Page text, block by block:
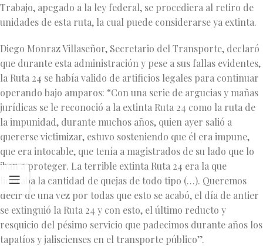
Trabajo, apegado a la ley federal, se procediera al retiro de
unidades de esta ruta, la cual puede considerarse ya extinta.
Diego Monraz Villaseñor, Secretario del Transporte, declaró
que durante esta administración y pese a sus fallas evidentes,
la Ruta 24 se había valido de artificios legales para continuar
operando bajo amparos: “Con una serie de argucias y mañas
jurídicas se le reconoció a la extinta Ruta 24 como la ruta de
la impunidad, durante muchos años, quien ayer salió a
quererse victimizar, estuvo sosteniendo que él era impune,
que era intocable, que tenía a magistrados de su lado que lo
iban a proteger. La terrible extinta Ruta 24 era la que
lideraba la cantidad de quejas de todo tipo (…). Queremos
decir de una vez por todas que esto se acabó, el día de antier
se extinguió la Ruta 24 y con esto, el último reducto y
resquicio del pésimo servicio que padecimos durante años los
tapatíos y jaliscienses en el transporte público”.